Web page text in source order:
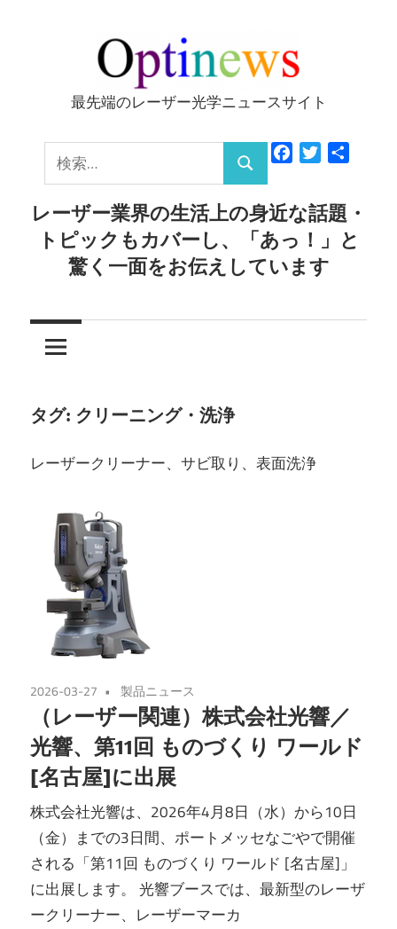
ッ
Optinews
最先端のレーザー光学ニュースサイト
索:
検
索
FacebookTwitter
レーザー業界の生活上の身近な話題・
トピックもカバーし、「あっ！」と
驚く一面をお伝えしています
タグ: クリーニング・洗浄
レーザークリーナー、サビ取り、表面洗浄
2026-03-27 製品ニュース
（レーザー関連）株式会社光響／
光響、第11回 ものづくり ワールド
[名古屋]に出展
株式会社光響は、2026年4月8日（水）から10日
（金）までの3日間、ポートメッセなごやで開催
される「第11回 ものづくり ワールド [名古屋]」
に出展します。 光響ブースでは、最新型のレーザ
ークリーナー、レーザーマーカ